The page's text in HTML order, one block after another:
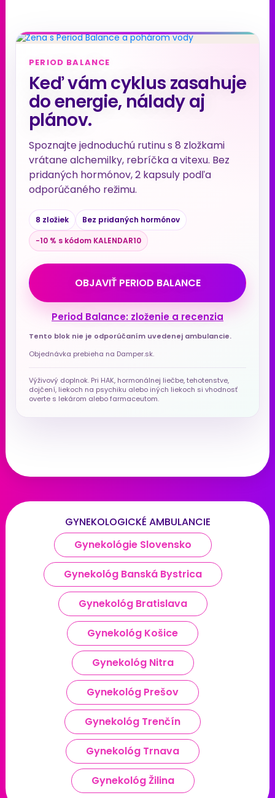
PERIOD BALANCE
Keď vám cyklus zasahuje
do energie, nálady aj
plánov.
Spoznajte jednoduchú rutinu s 8 zložkami
vrátane alchemilky, rebríčka a vitexu. Bez
pridaných hormónov, 2 kapsuly podľa
odporúčaného režimu.
8 zložiek
Bez pridaných hormónov
−10 % s kódom KALENDAR10
OBJAVIŤ PERIOD BALANCE
Period Balance: zloženie a recenzia
Tento blok nie je odporúčaním uvedenej ambulancie.
Objednávka prebieha na Damper.sk.
Výživový doplnok. Pri HAK, hormonálnej liečbe, tehotenstve,
dojčení, liekoch na psychiku alebo iných liekoch si vhodnosť
overte s lekárom alebo farmaceutom.
GYNEKOLOGICKÉ AMBULANCIE
Gynekológie Slovensko
Gynekológ Banská Bystrica
Gynekológ Bratislava
Gynekológ Košice
Gynekológ Nitra
Gynekológ Prešov
Gynekológ Trenčín
Gynekológ Trnava
Gynekológ Žilina